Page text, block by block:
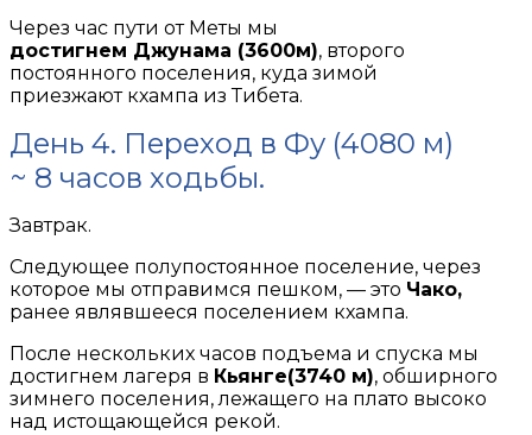
Через час пути от Меты мы
достигнем Джунама (3600м), второго
постоянного поселения, куда зимой
приезжают кхампа из Тибета.
День 4. Переход в Фу (4080 м)
~ 8 часов ходьбы.
Завтрак.
Следующее полупостоянное поселение, через
которое мы отправимся пешком, — это Чако,
ранее являвшееся поселением кхампа.
После нескольких часов подъема и спуска мы
достигнем лагеря в Кьянге(3740 м), обширного
зимнего поселения, лежащего на плато высоко
над истощающейся рекой.